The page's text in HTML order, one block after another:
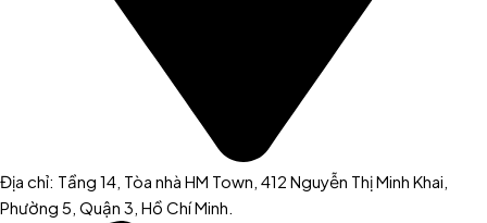
Địa chỉ: Tầng 14, Tòa nhà HM Town, 412 Nguyễn Thị Minh Khai,
Phường 5, Quận 3, Hồ Chí Minh.